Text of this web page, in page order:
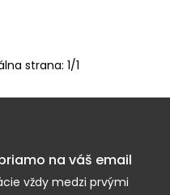
strana: 1/1
na váš email
vždy medzi prvými